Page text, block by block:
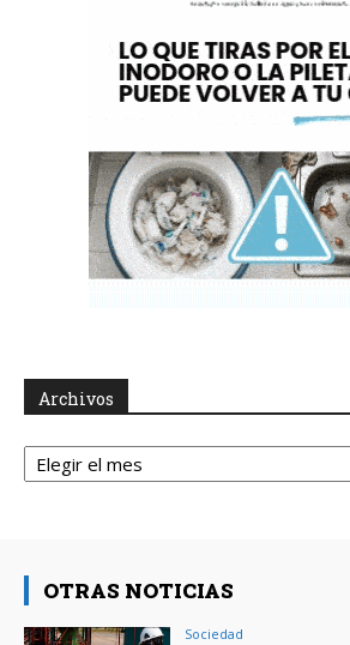
Archivos
Archivos
OTRAS NOTICIAS
Sociedad